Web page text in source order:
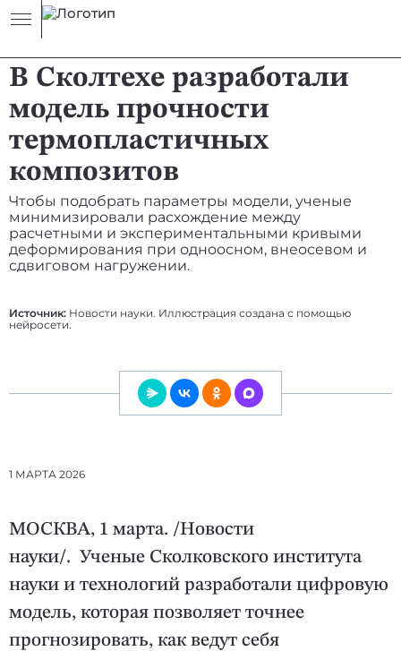
В Сколтехе разработали
модель прочности
термопластичных
композитов
Чтобы подобрать параметры модели, ученые
минимизировали расхождение между
расчетными и экспериментальными кривыми
деформирования при одноосном, внеосевом и
сдвиговом нагружении.
Источник: Новости науки. Иллюстрация создана с помощью
нейросети.
1 МАРТА 2026
МОСКВА, 1 марта. /Новости
науки/. Ученые Сколковского института
науки и технологий разработали цифровую
модель, которая позволяет точнее
прогнозировать, как ведут себя